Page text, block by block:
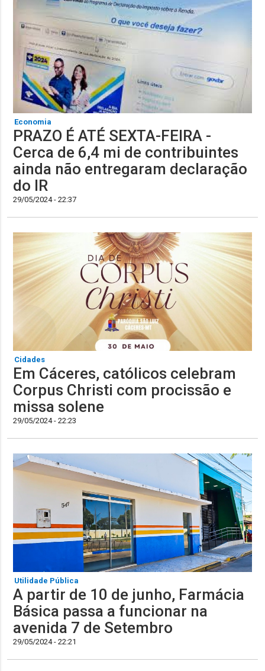
Economia
PRAZO É ATÉ SEXTA-FEIRA -
Cerca de 6,4 mi de contribuintes
ainda não entregaram declaração
do IR
29/05/2024 - 22:37
Cidades
Em Cáceres, católicos celebram
Corpus Christi com procissão e
missa solene
29/05/2024 - 22:23
Utilidade Pública
A partir de 10 de junho, Farmácia
Básica passa a funcionar na
avenida 7 de Setembro
29/05/2024 - 22:21